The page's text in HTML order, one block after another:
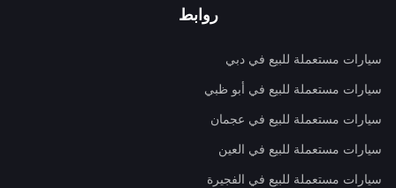
روابط
سيارات مستعملة للبيع في دبي
سيارات مستعملة للبيع في أبو ظبي
سيارات مستعملة للبيع في عجمان
سيارات مستعملة للبيع في العين
سيارات مستعملة للبيع في الفجيرة